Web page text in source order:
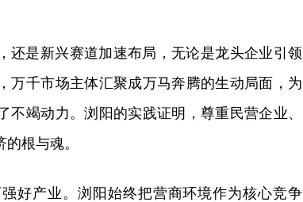
还是新兴赛道加速布局，无论是龙头企业引领
万千市场主体汇聚成万马奔腾的生动局面，为
竭动力。浏阳的实践证明，尊重民营企业、
根与魂。
好产业。浏阳始终把营商环境作为核心竞争